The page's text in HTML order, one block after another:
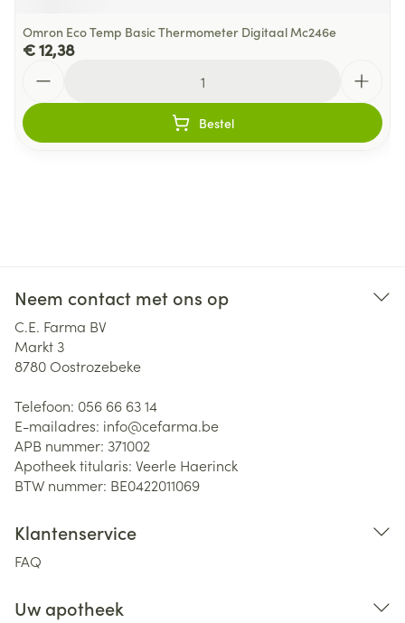
Omron Eco Temp Basic Thermometer Digitaal Mc246e
€ 12,38
Bestel
Neem contact met ons op
C.E. Farma BV
Markt 3
8780Oostrozebeke
Telefoon: 056 66 63 14
E-mailadres: info@cefarma.be
APB nummer: 371002
Apotheek titularis: Veerle Haerinck
BTW nummer: BE0422011069
Klantenservice
FAQ
Uw apotheek